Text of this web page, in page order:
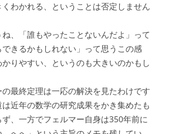
くわかれる、ということは否定しません
、「誰もやったことないんだよ」って
きるかもしれない」って思うこの感
りやすい、というのも大きいのかもし
最終定理は一応の解決を見たわけです
近年の数学の研究成果をかき集めたも
、一方でフェルマー自身は350年前に